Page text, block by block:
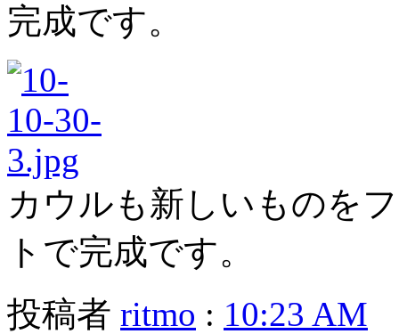
完成です。
カウルも新しいものを
トで完成です。
投稿者 ritmo : 10:23 AM